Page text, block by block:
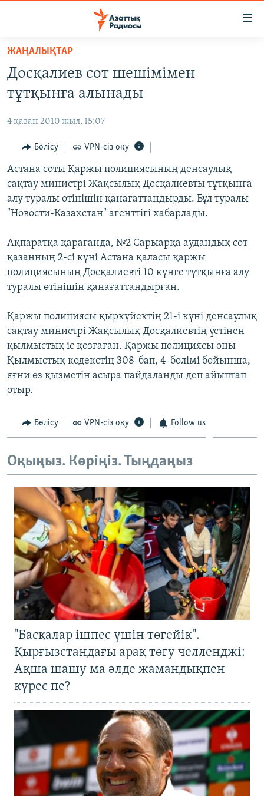
Skip
main
content
Skip
to
Navigation
Skip
to
Search
САЯСАТ
AZATTYQTV
ҚАҢТАР ОҚИҒАСЫ
АДАМ ҚҰҚЫҚТАРЫ
ӘЛЕУМЕТ
ӘЛЕМ
АРНАЙЫ ЖОБАЛАР
Русский
ЖАЗЫЛЫҢЫЗ
Басқа тілдерде
ЖАҢАЛЫҚТАР
Досқалиев сот шешімімен
тұтқынға алынады
4 қазан 2010 жыл, 15:07
Бөлісу VPN-сіз оқу
Астана соты Қаржы полициясының денсаулық
сақтау министрі Жақсылық Досқалиевты тұтқынға
алу туралы өтінішін қанағаттандырды. Бұл туралы
"Новости-Казахстан" агенттігі хабарлады.
Ақпаратқа қарағанда, №2 Сарыарқа аудандық сот
қазанның 2-сі күні Астана қаласы қаржы
полициясының Досқалиевті 10 күнге тұтқынға алу
туралы өтінішін қанағаттандырған.
Қаржы полициясы қыркүйектің 21-і күні денсаулық
сақтау министрі Жақсылық Досқалиевтің үстінен
қылмыстық іс қозғаған. Қаржы полициясы оны
Қылмыстық кодекстің 308-бап, 4-бөлімі бойынша,
яғни өз қызметін асыра пайдаланды деп айыптап
отыр.
Бөлісу VPN-сіз оқу Follow us
Оқыңыз. Көріңіз. Тыңдаңыз
"Басқалар ішпес үшін төгейік".
Қырғызстандағы арақ төгу челленджі:
Ақша шашу ма әлде жамандықпен
күрес пе?